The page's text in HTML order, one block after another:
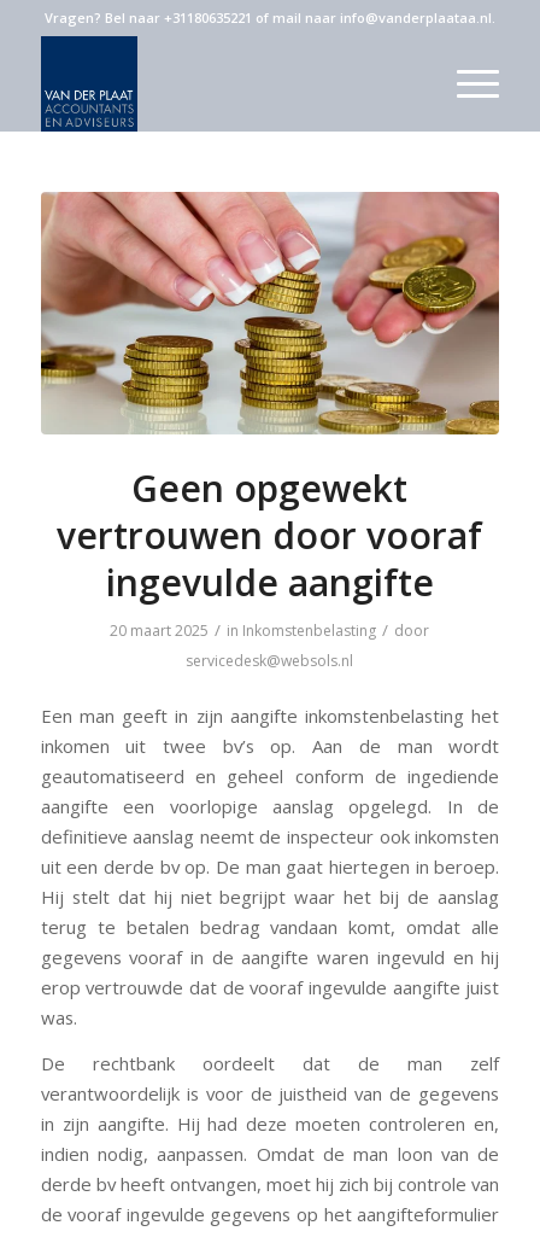
Vragen? Bel naar +31180635221 of mail naar info@vanderplaataa.nl.
Geen opgewekt
vertrouwen door vooraf
ingevulde aangifte
20 maart 2025 / in Inkomstenbelasting / door
servicedesk@websols.nl
Een man geeft in zijn aangifte inkomstenbelasting het
inkomen uit twee bv’s op. Aan de man wordt
geautomatiseerd en geheel conform de ingediende
aangifte een voorlopige aanslag opgelegd. In de
definitieve aanslag neemt de inspecteur ook inkomsten
uit een derde bv op. De man gaat hiertegen in beroep.
Hij stelt dat hij niet begrijpt waar het bij de aanslag
terug te betalen bedrag vandaan komt, omdat alle
gegevens vooraf in de aangifte waren ingevuld en hij
erop vertrouwde dat de vooraf ingevulde aangifte juist
was.
De rechtbank oordeelt dat de man zelf
verantwoordelijk is voor de juistheid van de gegevens
in zijn aangifte. Hij had deze moeten controleren en,
indien nodig, aanpassen. Omdat de man loon van de
derde bv heeft ontvangen, moet hij zich bij controle van
de vooraf ingevulde gegevens op het aangifteformulier